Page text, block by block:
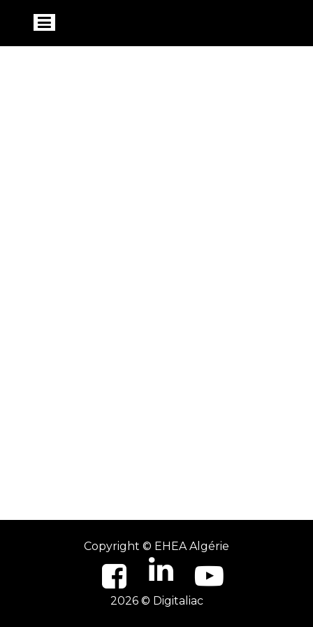
Copyright © EHEA Algérie
2026 © Digitaliac